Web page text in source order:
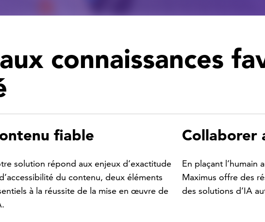
connaissances
fiable
solution répond aux enjeux d’exactitude
du contenu, deux éléments
à la réussite de la mise en œuvre de
Collaborer
En plaçant l’humain
Maximus offre des
des solutions d’IA